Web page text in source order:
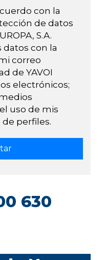
con la
de datos
S.A.
datos con la
correo
de YAVOI
electrónicos;
uso de mis
perfiles.
630